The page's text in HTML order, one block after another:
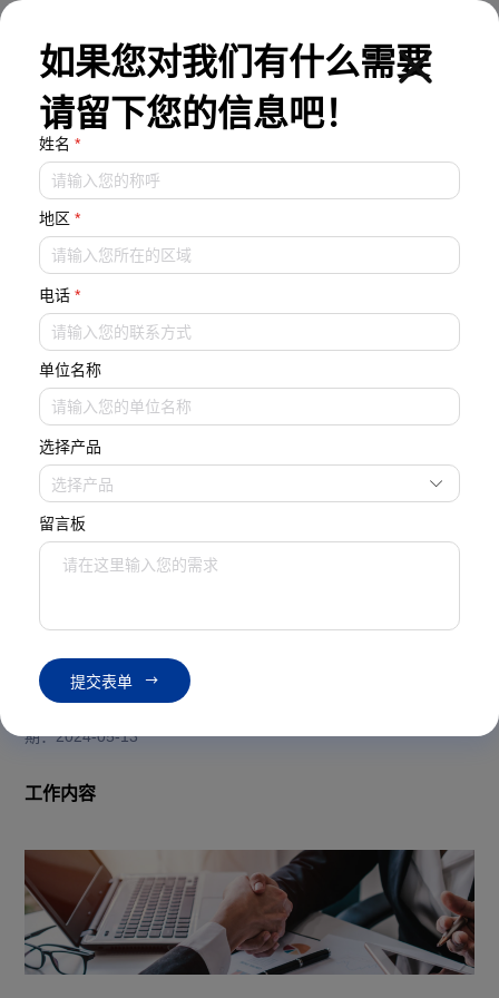
如果您对我们有什么需要
请留下您的信息吧！
姓名 *
地区 *
电话 *
单位名称
选择产品
选择产品
留言板
提交表单
诚招英才
研发专员 6K-8K
招聘部门：销售部 工作地点：浙江·宁波 招聘人数：5人 发布日
期：2024-05-13
工作内容